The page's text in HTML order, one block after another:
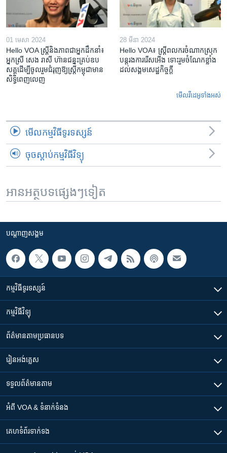
01 មេសា 2024
Hello VOA ស្ត្រីនិងភាពជាអ្នកដឹកនាំ៖
អ្នកស្រី សេង រាសី ហ៊ានជន្នះគ្រប់ឧប
សគ្គដើម្បីចូលរួមជំរុញឱ្យស្រ្តីកម្ពុជាមាន
សិទ្ធិពេញលេញ
28 មីនា 2024
Hello VOA៖ ស្រ្តីពលករចំណាកស្រុក
បន្តរងការរើសអើង ទោះរួមចំណែកខ្លាំង
ដល់សង្គមសេដ្ឋកិច្ចក្តី
មើល​វីដេអូ​ទាំង​អស់
មើល​កម្មវិធី​ទូរទស្សន៍
ចុចស្តាប់កម្មវិធីវិទ្យុ
អានអត្ថបទផ្សេងៗទៀត
បណ្តាញ​សង្គម
កម្មវិធី​ទូរទស្សន៍
កម្មវិធី​វិទ្យុ
ព័ត៌មាន​តាមប្រធានបទ​
រៀន​​អង់គ្លេស
ទទួល​ព័ត៌មាន​តាម
អំពី​ VOA & ទំនាក់ទំនង
គេហទំព័រ​​ទាក់ទង